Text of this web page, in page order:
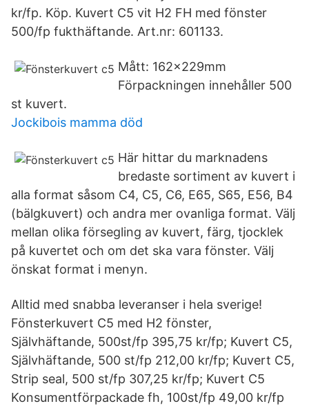
kr/fp. Köp. Kuvert C5 vit H2 FH med fönster
500/fp fukthäftande. Art.nr: 601133.
Mått: 162x229mm
Förpackningen innehåller 500
st kuvert.
Jockibois mamma död
Här hittar du marknadens
bredaste sortiment av kuvert i
alla format såsom C4, C5, C6, E65, S65, E56, B4
(bälgkuvert) och andra mer ovanliga format. Välj
mellan olika försegling av kuvert, färg, tjocklek
på kuvertet och om det ska vara fönster. Välj
önskat format i menyn.
Alltid med snabba leveranser i hela sverige!
Fönsterkuvert C5 med H2 fönster,
Självhäftande, 500st/fp 395,75 kr/fp; Kuvert C5,
Självhäftande, 500 st/fp 212,00 kr/fp; Kuvert C5,
Strip seal, 500 st/fp 307,25 kr/fp; Kuvert C5
Konsumentförpackade fh, 100st/fp 49,00 kr/fp